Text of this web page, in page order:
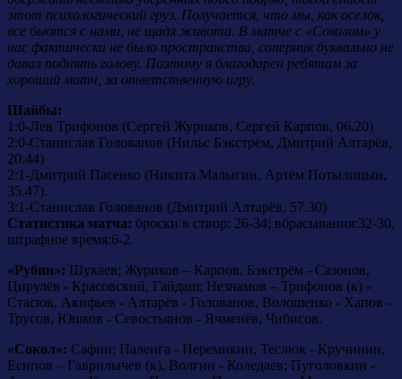
этот психологический груз. Получается, что мы, как оселок,
все бьются с нами, не щадя живота. В матче с «Соколом» у
нас фактически не было пространства, соперник буквально не
давал поднять голову. Поэтому я благодарен ребятам за
хороший матч, за ответственную игру.
Шайбы:
1:0-Лев Трифонов (Сергей Журиков, Сергей Карпов, 06.20)
2:0-Станислав Голованов (Нильс Бэкстрём, Дмитрий Алтарёв,
20.44)
2:1-Дмитрий Пасенко (Никита Малыгин, Артём Потылицын,
35.47).
3:1-Станислав Голованов (Дмитрий Алтарёв, 57.30)
Статистика матча: броски в створ: 26-34; вбрасывания:32-30,
штрафное время:6-2.
«Рубин»: Шукаев; Журиков – Карпов, Бэкстрём - Сазонов,
Цирулёв - Красовский, Гайдаш; Незнамов – Трифонов (к) -
Стасюк, Акифьев - Алтарёв - Голованов, Волошенко - Хапов -
Трусов, Юшков - Севостьянов - Ячменёв, Чибисов.
«Сокол»: Сафин; Паленга - Перемикин, Теслюк - Кручинин,
Есипов – Гаврилычев (к), Волгин - Коледаев; Пуголовкин -